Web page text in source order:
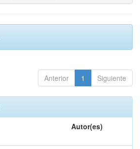
Anterior 1 Siguiente
Autor(es)